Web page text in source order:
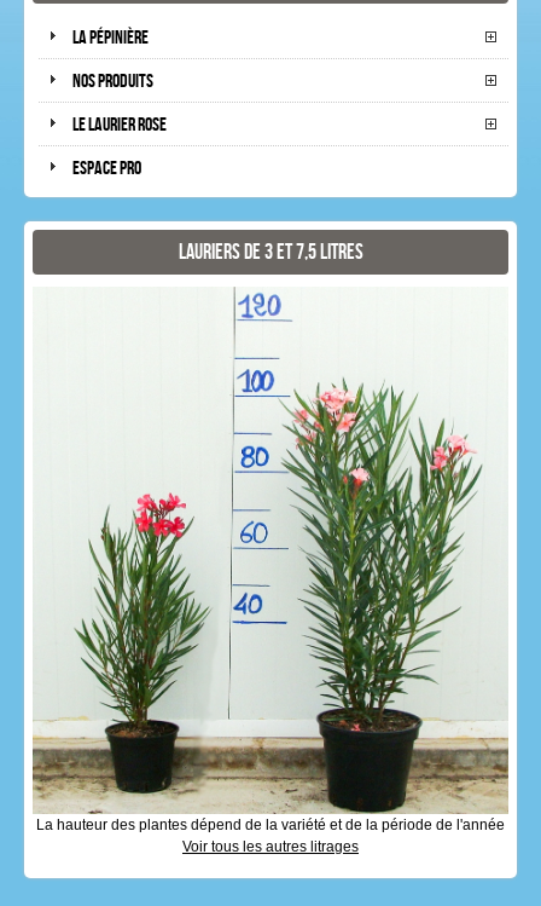
La pépinière
Nos produits
Le laurier rose
Espace pro
Lauriers de 3 et 7,5 litres
La hauteur des plantes dépend de la variété et de la période de l'année
Voir tous les autres litrages